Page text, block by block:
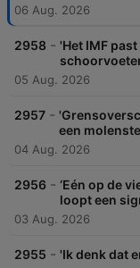
06 Aug. 2026
2958 - 'Het IMF
05 Aug. 2026
2957 -
een
04 Aug. 2026
2956 - ‘Eén op de
loopt een
03 Aug. 2026
2955 - 'Ik denk dat